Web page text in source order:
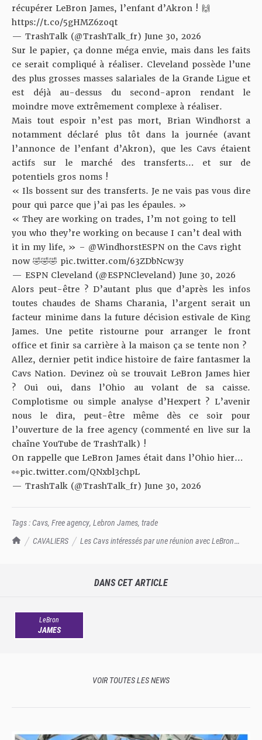
TrashTalk Actu NBA
CAVALIERS
Les Cavs intéressés par une réunion avec LeBron
récupérer LeBron James, l’enfant d’Akron ! 🙌
https://t.co/5gHMZ6zoqt
— TrashTalk (@TrashTalk_fr) June 30, 2026
Sur le papier, ça donne méga envie, mais dans les faits
ce serait compliqué à réaliser. Cleveland possède l’une
des plus grosses masses salariales de la Grande Ligue et
est déjà au-dessus du second-apron rendant le
moindre move extrêmement complexe à réaliser.
Mais tout espoir n’est pas mort, Brian Windhorsta
notamment déclaré plus tôt dans la journée (avant
l’annonce de l’enfant d’Akron), que les Cavs étaient
actifs sur le marché des transferts… et sur de
potentiels gros noms !
« Ils bossent sur des transferts. Je ne vais pas vous dire
pour qui parce que j’ai pas les épaules. »
« They are working on trades, I’m not going to tell
you who they’re working on because I can’t deal with
it in my life, » – @WindhorstESPN on the Cavs right
now 🤣🤣🤣 pic.twitter.com/63ZDbNcw3y
— ESPN Cleveland (@ESPNCleveland) June 30, 2026
Alors peut-être ? D’autant plus que d’après les infos
toutes chaudes de Shams Charania, l’argent serait un
facteur minime dans la future décision estivale de King
James. Une petite ristourne pour arranger le front
office et finir sa carrière à la maison ça se tente non ?
Allez, dernier petit indice histoire de faire fantasmer la
Cavs Nation. Devinez où se trouvait LeBron James hier
? Oui oui, dans l’Ohio au volant de sa caisse.
Complotisme ou simple analyse d’Hexpert ? L’avenir
nous le dira, peut-être même dès ce soir pour
l’ouverture de la free agency (commenté en live sur la
chaîne YouTube de TrashTalk) !
On rappelle que LeBron James était dans l’Ohio hier…
👀pic.twitter.com/QNxbl3chpL
— TrashTalk (@TrashTalk_fr) June 30, 2026
Tags :Cavs, Free agency, Lebron James, trade
DANS CET ARTICLE
LeBron
JAMES
VOIR TOUTES LES NEWS